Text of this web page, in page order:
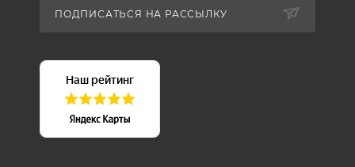
ПОДПИСАТЬСЯ НА РАССЫЛКУ